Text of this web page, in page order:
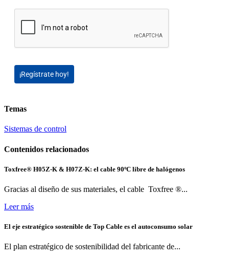
¡Regístrate hoy!
Temas
Sistemas de control
Contenidos relacionados
Toxfree® H05Z-K & H07Z-K: el cable 90ºC libre de halógenos
Gracias al diseño de sus materiales, el cable Toxfree ®...
Leer más
El eje estratégico sostenible de Top Cable es el autoconsumo solar
El plan estratégico de sostenibilidad del fabricante de...